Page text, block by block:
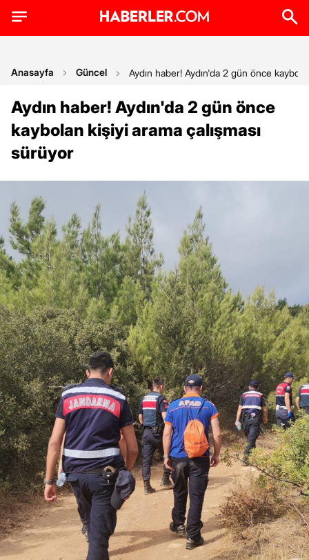
Anasayfa Güncel Aydın haber! Aydın'da 2 gün önce
Aydın haber! Aydın'da 2 gün önce
kaybolan kişiyi arama çalışması
sürüyor